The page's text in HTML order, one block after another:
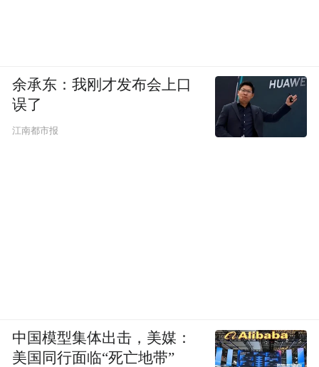
余承东：我刚才发布会上口
误了
江南都市报
中国模型集体出击，美媒：
美国同行面临“死亡地带”